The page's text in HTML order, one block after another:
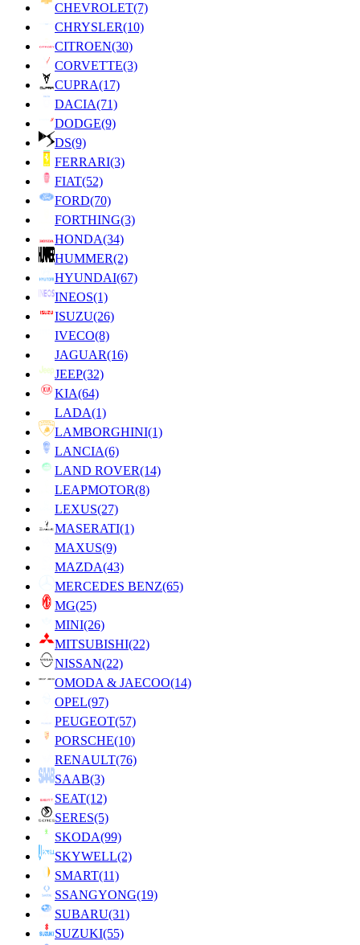
CHEVROLET(7)
CHRYSLER(10)
CITROEN(30)
CORVETTE(3)
CUPRA(17)
DACIA(71)
DODGE(9)
DS(9)
FERRARI(3)
FIAT(52)
FORD(70)
FORTHING(3)
HONDA(34)
HUMMER(2)
HYUNDAI(67)
INEOS(1)
ISUZU(26)
IVECO(8)
JAGUAR(16)
JEEP(32)
KIA(64)
LADA(1)
LAMBORGHINI(1)
LANCIA(6)
LAND ROVER(14)
LEAPMOTOR(8)
LEXUS(27)
MASERATI(1)
MAXUS(9)
MAZDA(43)
MERCEDES BENZ(65)
MG(25)
MINI(26)
MITSUBISHI(22)
NISSAN(22)
OMODA & JAECOO(14)
OPEL(97)
PEUGEOT(57)
PORSCHE(10)
RENAULT(76)
SAAB(3)
SEAT(12)
SERES(5)
SKODA(99)
SKYWELL(2)
SMART(11)
SSANGYONG(19)
SUBARU(31)
SUZUKI(55)